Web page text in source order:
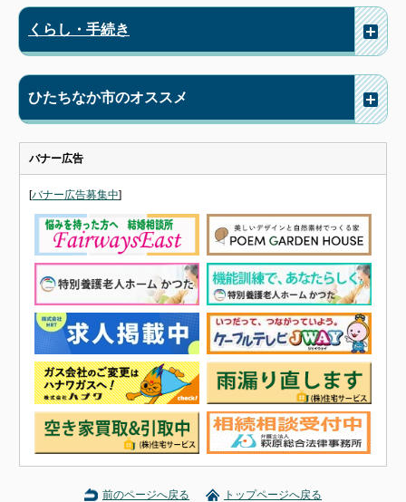
くらし・手続き
ひたちなか市のオススメ
バナー広告
[バナー広告募集中]
前のページへ戻る トップページへ戻る